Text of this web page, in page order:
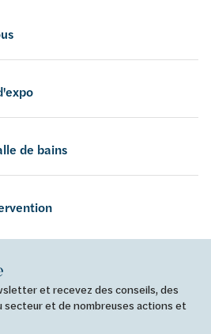
de bains
et recevez des conseils, des
et de nombreuses actions et